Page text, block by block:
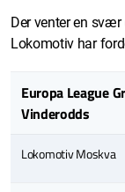
Der venter en
Lokomotiv har
Europa League
Vinderodds
Lokomotiv Moskva